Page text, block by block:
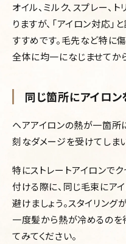
オイル、ミルク、スプレー、
りますが、「アイロン対応
すすめです。毛先など特に
全体に均一になじませてか
同じ箇所にアイロ
ヘアアイロンの熱が一箇所
刻なダメージを受けてしま
特にストレートアイロンで
付ける際に、同じ毛束にア
避けましょう。スタイリン
一度髪から熱が冷めるのを
てみてください。